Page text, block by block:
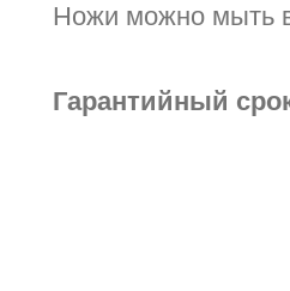
Ножи можно мыть
Гарантийный